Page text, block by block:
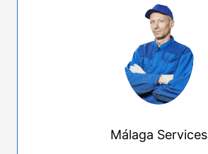
Málaga Services